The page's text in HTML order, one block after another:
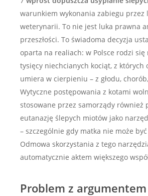
warunkiem wykonania zabiegu przez
weterynarii. To nie jest luka prawna
przeszłości. To świadoma decyzja
oparta na realiach: w Polsce rodzi się
tysięcy niechcianych kociąt, z których
umiera w cierpieniu – z głodu,
Wytyczne postępowania z kotami
stosowane przez samorządy również
eutanazję ślepych miotów jako
– szczególnie gdy matka nie może
Odmowa skorzystania z tego
automatycznie aktem większego
Problem z